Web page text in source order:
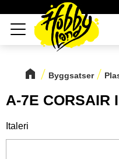
Meny
Byggsatser
A-7E CORSAIR
Italeri